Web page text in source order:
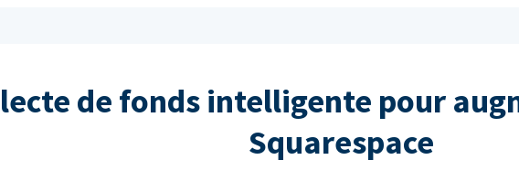
de fonds intelligente pour
Squarespace